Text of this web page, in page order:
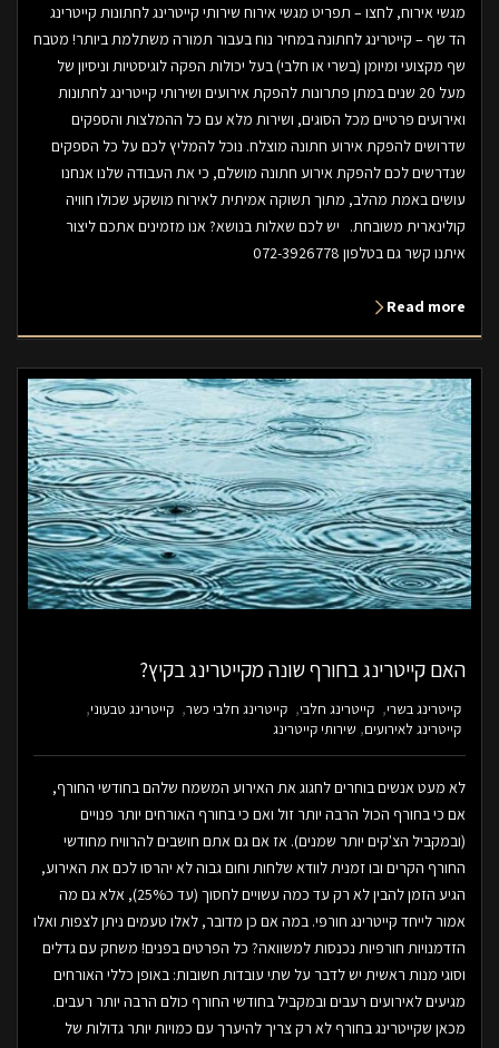
מגשי אירוח, לחצו – תפריט מגשי אירוח שירותי קייטרינג לחתונות קייטרינג
הד שף – קייטרינג לחתונה במחיר נוח בעבור תמורה משתלמת ביותר! מטבח
שף מקצועי ומיומן (בשרי או חלבי) בעל יכולות הפקה לוגיסטיות וניסיון של
מעל 20 שנים במתן פתרונות להפקת אירועים ושירותי קייטרינג לחתונות
ואירועים פרטיים מכל הסוגים, ושירות מלא עם כל ההמלצות והספקים
שדרושים להפקת אירוע חתונה מוצלח. נוכל להמליץ לכם על כל הספקים
שנדרשים לכם להפקת אירוע חתונה מושלם, כי את העבודה שלנו אנחנו
עושים באמת מהלב, מתוך תשוקה אמיתית לאירוח מושקע שכולו חוויה
קולינארית משובחת. יש לכם שאלות בנושא? אנו מזמינים אתכם ליצור
איתנו קשר גם בטלפון 072-3926778
Read more
האם קייטרינג בחורף שונה מקייטרינג בקיץ?
קייטרינג בשרי קייטרינג חלבי קייטרינג חלבי כשר
קייטרינג טבעוני
קייטרינג לאירועים שירותי קייטרינג
לא מעט אנשים בוחרים לחגוג את האירוע המשמח שלהם בחודשי החורף,
אם כי בחורף הכול הרבה יותר זול ואם כי בחורף האורחים יותר פנויים
(ובמקביל הצ'קים יותר שמנים). אז אם גם אתם חושבים להרוויח מחודשי
החורף הקרים ובו זמנית לוודא שלחות וחום גבוה לא יהרסו לכם את האירוע,
הגיע הזמן להבין לא רק עד כמה עשויים לחסוך (עד כ25%), אלא גם מה
אמור לייחד קייטרינג חורפי. במה אם כן מדובר, לאלו טעמים ניתן לצפות ואלו
הזדמנויות חורפיות נכנסות למשוואה? כל הפרטים בפנים! משחק עם גדלים
וסוגי מנות ראשית יש לדבר על שתי עובדות חשובות: באופן כללי האורחים
מגיעים לאירועים רעבים ובמקביל בחודשי החורף כולם הרבה יותר רעבים.
מכאן שקייטרינג בחורף לא רק צריך להיערך עם כמויות יותר גדולות של